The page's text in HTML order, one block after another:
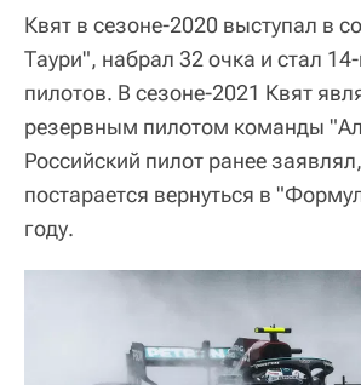
Квят в сезоне-2020 выступал в
Таури", набрал 32 очка и стал
пилотов. В сезоне-2021 Квят
резервным пилотом команды
Российский пилот ранее
постарается вернуться в
году.